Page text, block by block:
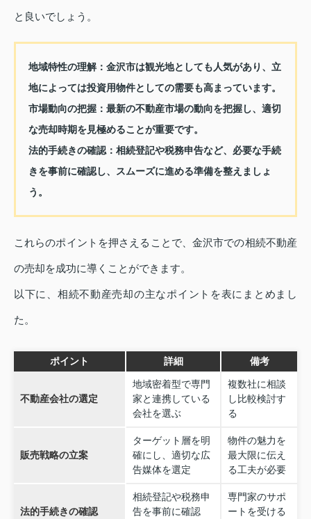
と良いでしょう。
地域特性の理解：金沢市は観光地としても人気があり、立
地によっては投資用物件としての需要も高まっています。
市場動向の把握：最新の不動産市場の動向を把握し、適切
な売却時期を見極めることが重要です。
法的手続きの確認：相続登記や税務申告など、必要な手続
きを事前に確認し、スムーズに進める準備を整えましょ
う。
これらのポイントを押さえることで、金沢市での相続不動産
の売却を成功に導くことができます。
以下に、相続不動産売却の主なポイントを表にまとめまし
た。
ポイント 詳細 備考
不動産会社の選定
地域密着型で専門
家と連携している
会社を選ぶ
複数社に相談
し比較検討す
る
販売戦略の立案
ターゲット層を明
確にし、適切な広
告媒体を選定
物件の魅力を
最大限に伝え
る工夫が必要
法的手続きの確認
相続登記や税務申
告を事前に確認
専門家のサポ
ートを受ける